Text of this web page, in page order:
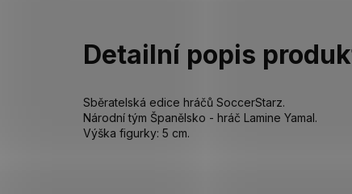
Detailní popis
Sběratelská edice hráčů SoccerStarz.
Národní tým Španělsko - hráč Lamine Yamal.
Výška figurky: 5 cm.